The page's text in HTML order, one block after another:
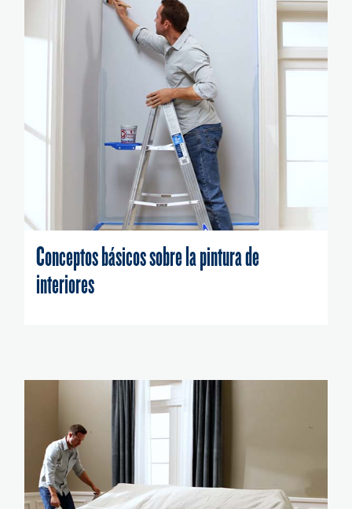
Conceptos básicos sobre la pintura de
interiores